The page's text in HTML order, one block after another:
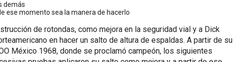
demás
ese momento sea la manera de hacerlo
de rotondas, como mejora en la seguridad vial y a Dick
en hacer un salto de altura de espaldas. A partir de su
México 1968, donde se proclamó campeón, los siguientes